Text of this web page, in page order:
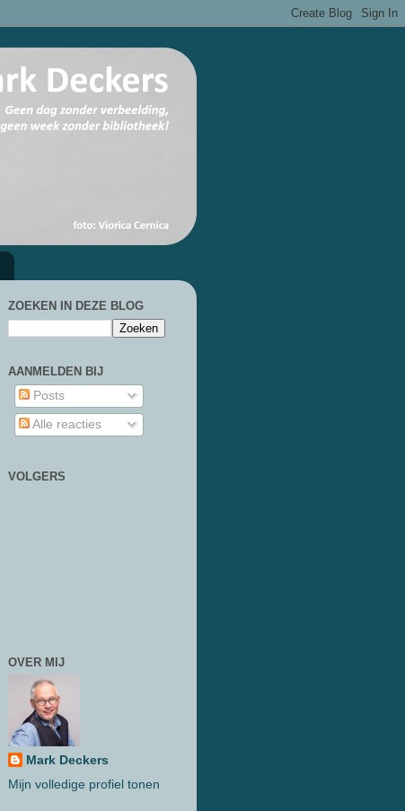
ZOEKEN IN DEZE BLOG
AANMELDEN BIJ
Posts
Alle reacties
VOLGERS
OVER MIJ
Mark Deckers
Mijn volledige profiel tonen